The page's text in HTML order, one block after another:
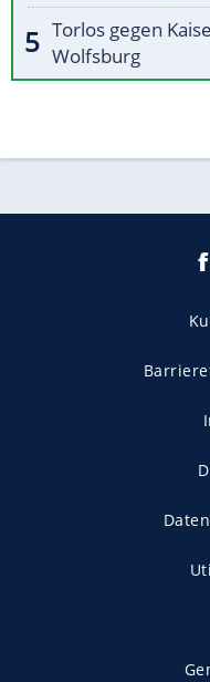
Torlos gegen
Wolfsburg